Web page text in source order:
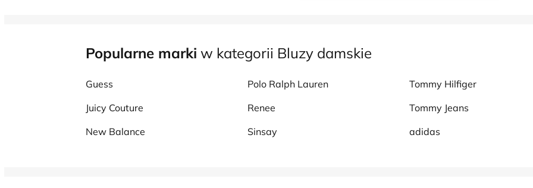
Popularne marki w kategorii Bluzy damskie
Guess
Juicy Couture
New Balance
Polo Ralph Lauren
Renee
Sinsay
Tommy Hilfiger
Tommy Jeans
adidas